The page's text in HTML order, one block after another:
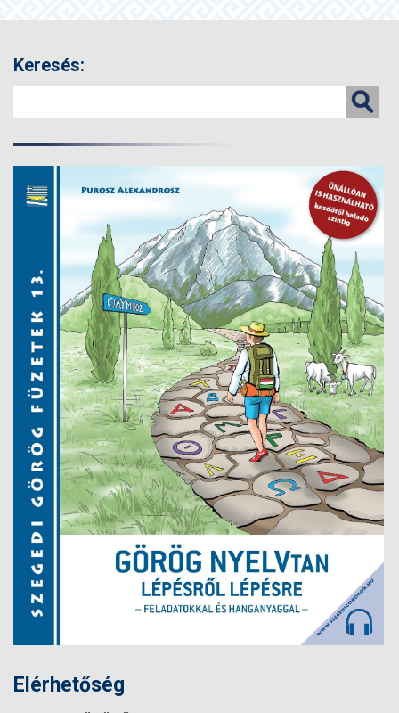
Keresés:
Elérhetőség